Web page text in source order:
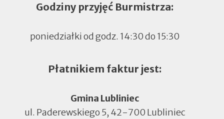
Godziny przyjęć Burmistrza:
poniedziałki od godz. 14:30 do 15:30
Płatnikiem faktur jest:
Gmina Lubliniec
ul. Paderewskiego 5, 42-700 Lubliniec